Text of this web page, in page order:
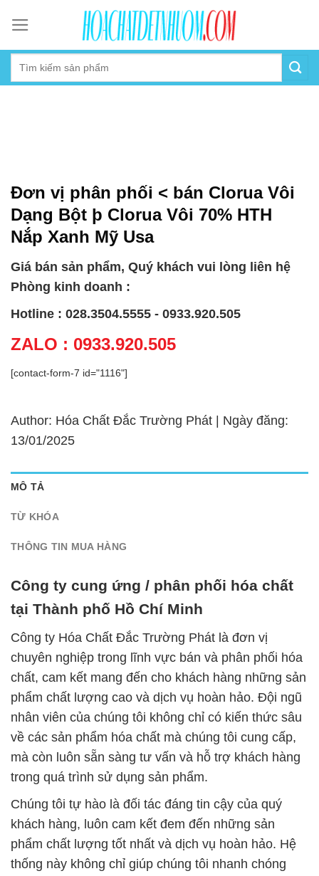
content
Đơn vị phân phối < bán Clorua Vôi
Dạng Bột þ Clorua Vôi 70% HTH
Nắp Xanh Mỹ Usa
Giá bán sản phẩm, Quý khách vui lòng liên hệ
Phòng kinh doanh :
Hotline : 028.3504.5555 - 0933.920.505
ZALO : 0933.920.505
[contact-form-7 id="1116"]
Author: Hóa Chất Đắc Trường Phát | Ngày đăng:
13/01/2025
MÔ TẢ
TỪ KHÓA
THÔNG TIN MUA HÀNG
Công ty cung ứng / phân phối hóa chất
tại Thành phố Hồ Chí Minh
Công ty Hóa Chất Đắc Trường Phát là đơn vị
chuyên nghiệp trong lĩnh vực bán và phân phối hóa
chất, cam kết mang đến cho khách hàng những sản
phẩm chất lượng cao và dịch vụ hoàn hảo. Đội ngũ
nhân viên của chúng tôi không chỉ có kiến thức sâu
về các sản phẩm hóa chất mà chúng tôi cung cấp,
mà còn luôn sẵn sàng tư vấn và hỗ trợ khách hàng
trong quá trình sử dụng sản phẩm.
Chúng tôi tự hào là đối tác đáng tin cậy của quý
khách hàng, luôn cam kết đem đến những sản
phẩm chất lượng tốt nhất và dịch vụ hoàn hảo. Hệ
thống này không chỉ giúp chúng tôi nhanh chóng